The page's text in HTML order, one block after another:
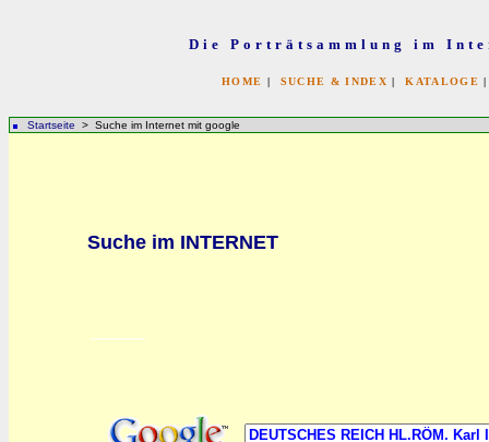
Die Porträtsammlung im
HOME | SUCHE & INDEX |KATALOGE
Startseite > Suche im Internet mit google
Suche im INTERNET